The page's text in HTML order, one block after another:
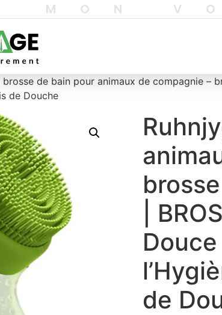
MON
brosse de bain pour animaux de compagnie –
de Douche
|
de